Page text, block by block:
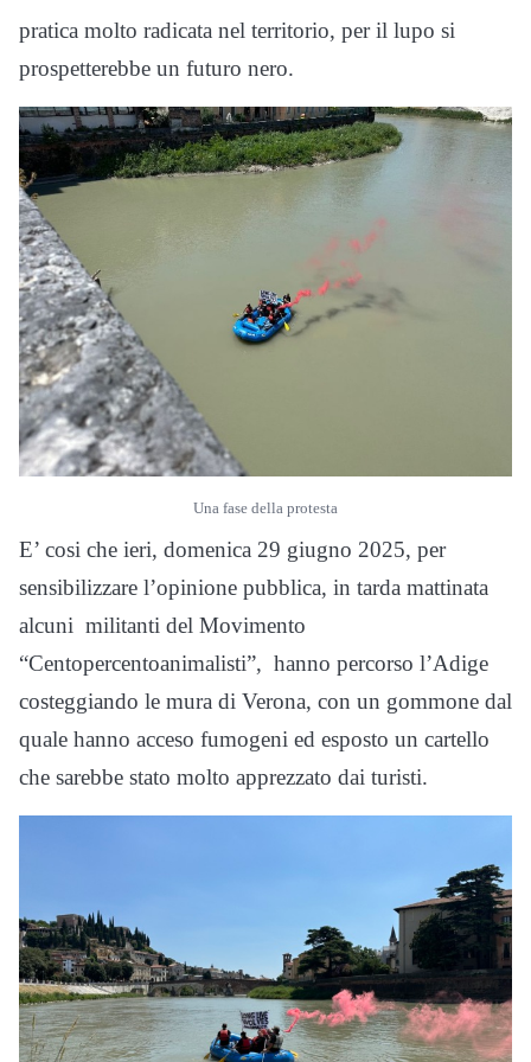
pratica molto radicata nel territorio, per il lupo si
prospetterebbe un futuro nero.
Una fase della protesta
E’ cosi che ieri, domenica 29 giugno 2025, per
sensibilizzare l’opinione pubblica, in tarda mattinata
alcuni militanti del Movimento
“Centopercentoanimalisti”, hanno percorso l’Adige
costeggiando le mura di Verona, con un gommone dal
quale hanno acceso fumogeni ed esposto un cartello
che sarebbe stato molto apprezzato dai turisti.